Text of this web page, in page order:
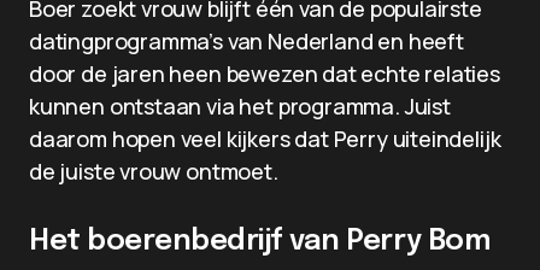
Boer zoekt vrouw blijft één van de populairste
datingprogramma’s van Nederland en heeft
door de jaren heen bewezen dat echte relaties
kunnen ontstaan via het programma. Juist
daarom hopen veel kijkers dat Perry uiteindelijk
de juiste vrouw ontmoet.
Het boerenbedrijf van Perry Bom